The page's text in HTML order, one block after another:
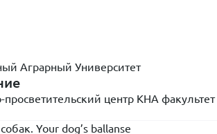
Аграрный Университет
центр КНА факультет
Your dog’s ballanse